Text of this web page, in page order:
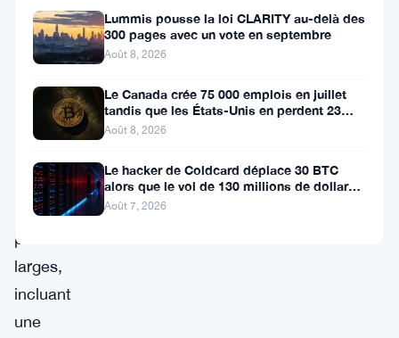
sommets
historiques
semaine
dernière.
inquiétudes
économiques
plus
larges,
incluant
une
Lummis pousse la loi CLARITY au-delà des
300 pages avec un vote en septembre
Août 8, 2026
Le Canada crée 75 000 emplois en juillet
tandis que les États-Unis en perdent 23
000, Bitcoin reste à 65K
Août 8, 2026
Le hacker de Coldcard déplace 30 BTC
alors que le vol de 130 millions de dollars
entre dans une nouvelle phase
Août 7, 2026